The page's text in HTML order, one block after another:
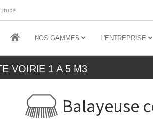
NOS GAMMES L'ENTREPRISE
VOIRIE 1 A 5 M3
Balayeuse